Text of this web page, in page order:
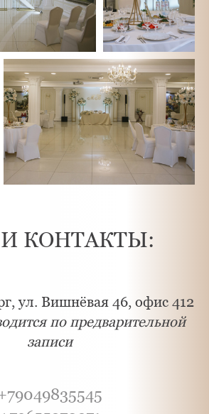
КОНТАКТЫ:
ул. Вишнёвая 46, офис 412
по предварительной
записи